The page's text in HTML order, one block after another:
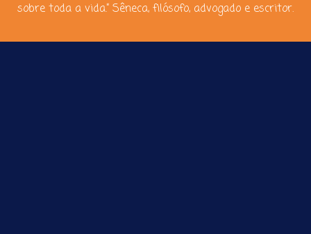
sobre toda a vida.” Sêneca, filósofo, advogado e escritor.